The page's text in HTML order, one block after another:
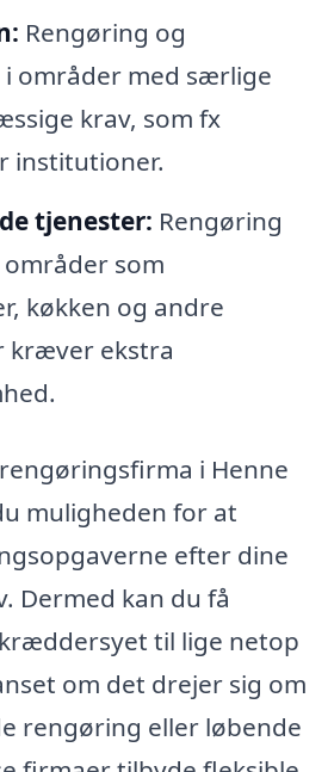
Rengøring og
områder med særlige
krav, som fx
institutioner.
tjenester: Rengøring
som
køkken og andre
kræver ekstra
i Henne
muligheden for at
efter dine
Dermed kan du få
til lige netop
om det drejer sig om
rengøring eller løbende